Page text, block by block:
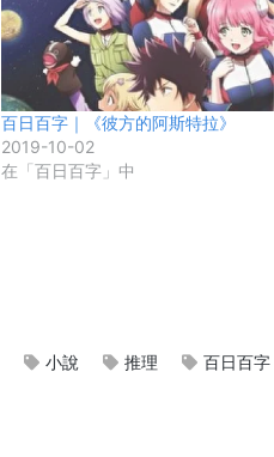
百日百字｜《彼方的阿斯特拉》
2019-10-02
在「百日百字」中
小說 推理 百日百字